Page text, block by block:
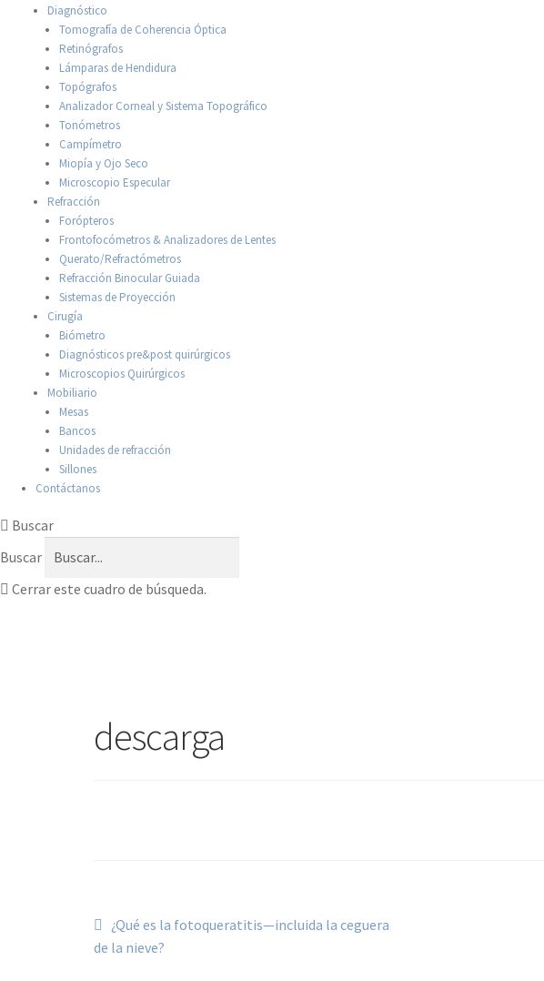
Diagnóstico
Tomografía de Coherencia Óptica
Retinógrafos
Lámparas de Hendidura
Topógrafos
Analizador Corneal y Sistema Topográfico
Tonómetros
Campímetro
Miopía y Ojo Seco
Microscopio Especular
Refracción
Forópteros
Frontofocómetros & Analizadores de Lentes
Querato/Refractómetros
Refracción Binocular Guiada
Sistemas de Proyección
Cirugía
Biómetro
Diagnósticos pre&post quirúrgicos
Microscopios Quirúrgicos
Mobiliario
Mesas
Bancos
Unidades de refracción
Sillones
Contáctanos
Buscar
Buscar
Cerrar este cuadro de búsqueda.
descarga
Navegación
entradas
Anterior:
¿Qué es la fotoqueratitis—incluida la ceguera
de la nieve?